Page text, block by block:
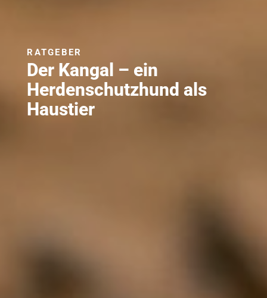
Der Kangal – ein
Herdenschutzhund als
Haustier
RATGEBER